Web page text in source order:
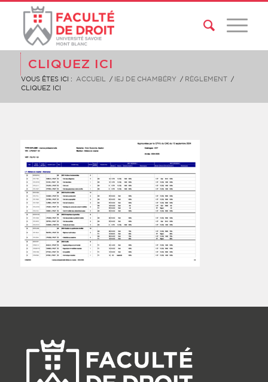
CLIQUEZ ICI
VOUS ÊTES ICI : ACCUEIL / IEJ DE CHAMBÉRY / RÈGLEMENT
/
CLIQUEZ ICI